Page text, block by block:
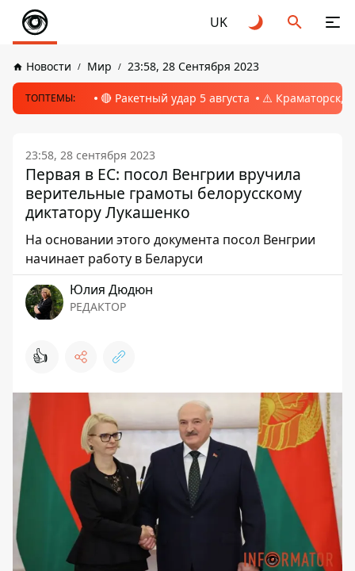
UK
Новости Мир 23:58, 28 Сентября 2023
ТОПТЕМЫ: 🔴 Ракетный удар 5 августа ⚠️ Краматорск,
23:58, 28 сентября 2023
Первая в ЕС: посол Венгрии вручила
верительные грамоты белорусскому
диктатору Лукашенко
На основании этого документа посол Венгрии
начинает работу в Беларуси
Юлия Дюдюн
РЕДАКТОР
👍